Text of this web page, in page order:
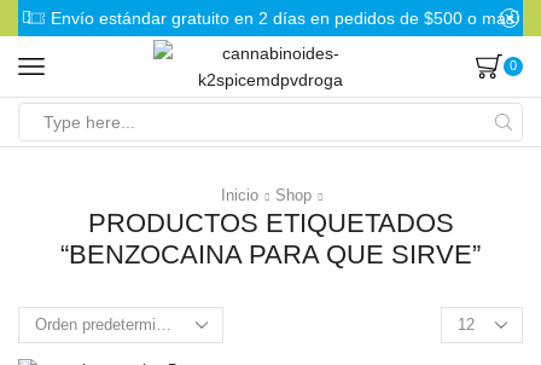
Envío estándar gratuito en 2 días en pedidos de $500 o más
0
Inicio Shop
PRODUCTOS ETIQUETADOS
“BENZOCAINA PARA QUE SIRVE”
Products
per